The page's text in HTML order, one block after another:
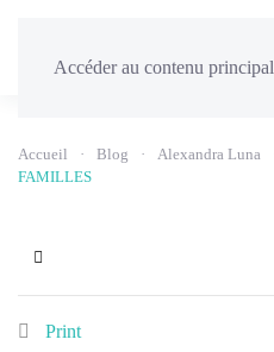
Accéder au contenu principal
Accueil Blog Alexandra Luna
FAMILLES
Home
Print